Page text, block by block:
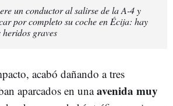
un conductor al salirse de la A-4 y
por completo su coche en Écija: hay
heridos graves
acabó dañando a tres
aparcados en unaavenida muy